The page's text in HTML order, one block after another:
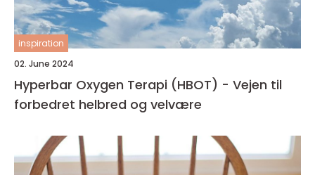
inspiration
02. June 2024
Hyperbar Oxygen Terapi (HBOT) - Vejen til
forbedret helbred og velvære